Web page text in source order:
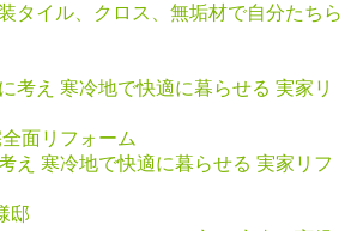
タイル、クロス、無垢材で自分たちら
面リフォーム
え 寒冷地で快適に暮らせる 実家リフ
邸